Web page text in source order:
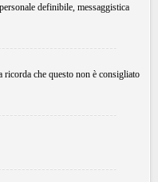
definibile, messaggistica
ricorda che questo non è consigliato